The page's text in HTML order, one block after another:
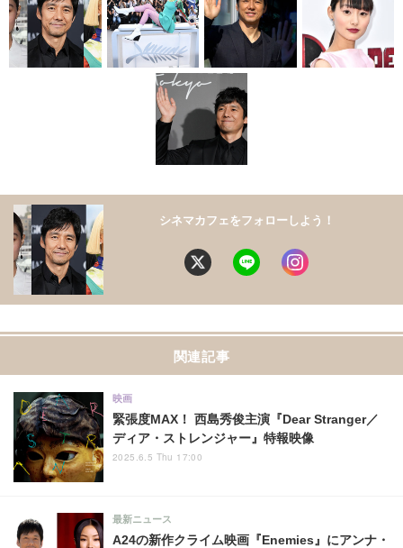
シネマカフェをフォローしよう！
関連記事
緊張度MAX！ 西島秀俊主演『Dear Stranger／
ディア・ストレンジャー』特報映像
映画
2025.6.5 Thu 17:00
A24の新作クライム映画『Enemies』にアンナ・
最新ニュース